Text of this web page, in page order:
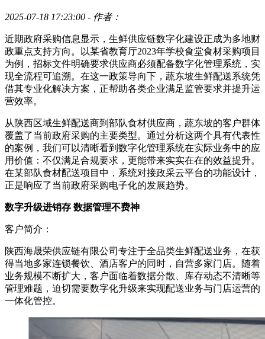
2025-07-18 17:23:00 - 作者：
近期政府采购信息显示，生鲜供应链数字化建设正成为多地财
政重点支持方向。以某省教育厅2023年学校食堂食材采购项目
为例，招标文件明确要求供应商必须配备数字化管理系统，实
现全流程可追溯。在这一政策导向下，蔬东坡生鲜配送系统凭
借其专业化解决方案，正帮助各类企业满足监管要求并提升运
营效率。
从陕西区域生鲜配送商到部队食材供应商，蔬东坡的客户群体
覆盖了当前政府采购的主要类型。通过分析这两个具有代表性
的案例，我们可以清晰看到数字化管理系统在实际业务中的应
用价值：不仅满足合规要求，更能带来实实在在的效益提升。
在某部队食材配送项目中，系统对接政采云平台的功能设计，
正是响应了当前政府采购电子化的发展趋势。
数字升级进销存 数据管理不费神
客户简介：
陕西海晟荣供应链有限公司专注于全品类生鲜配送业务，在获
得当地多家连锁餐饮、酒店客户的同时，自营多家门店。随着
业务规模不断扩大，客户面临着数据分散、库存动态不清晰等
管理难题，迫切需要数字化升级来实现配送业务与门店运营的
一体化管控。